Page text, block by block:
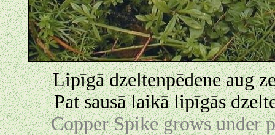
Lipīgā dzeltenpēdene aug
Pat sausā laikā lipīgās
Copper Spike grows under